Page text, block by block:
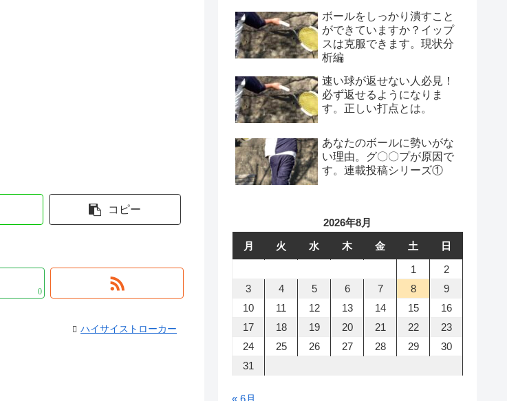
コピー
0
ハイサイストローカー
ボールをしっかり潰すこと
ができていますか？イップ
スは克服できます。現状分
析編
速い球が返せない人必見！
必ず返せるようになりま
す。正しい打点とは。
あなたのボールに勢いがな
い理由。グ〇〇プが原因で
す。連載投稿シリーズ①
2026年8月
月
火 水 木 金 土
日
1
2
3
4 5 6 7 8
9
10
11 12 13 14 15
16
17
18 19 20 21 22
23
24
25 26 27 28 29
30
31